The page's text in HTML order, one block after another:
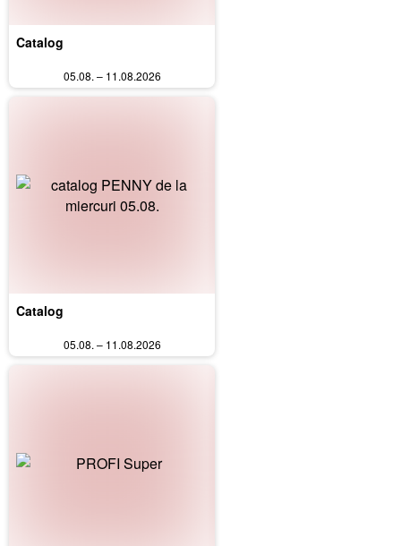
Catalog
05.08. – 11.08.2026
Catalog
05.08. – 11.08.2026